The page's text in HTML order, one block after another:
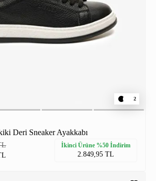
2
Deri Sneaker Ayakkabı
İkinci Ürüne %50 İndirim
2.849,95 TL